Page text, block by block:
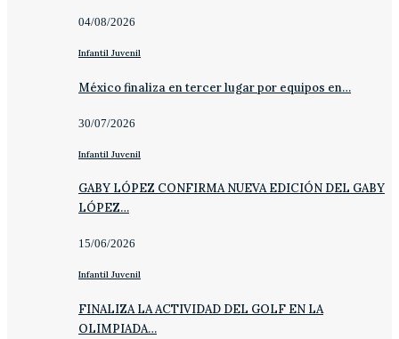
04/08/2026
Infantil Juvenil
México finaliza en tercer lugar por equipos en…
30/07/2026
Infantil Juvenil
GABY LÓPEZ CONFIRMA NUEVA EDICIÓN DEL GABY
LÓPEZ…
15/06/2026
Infantil Juvenil
FINALIZA LA ACTIVIDAD DEL GOLF EN LA
OLIMPIADA…